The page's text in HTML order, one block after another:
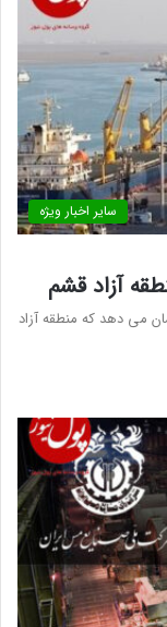
سایر اخبار ویژه
آزاد قشم
میلیون دلاری نشان می دهد که منطقه آزاد